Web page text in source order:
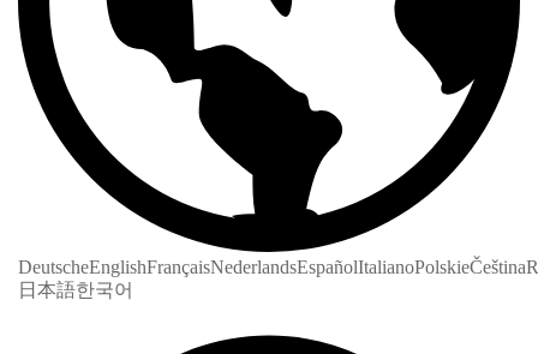
DeutscheEnglishFrançaisNederlandsEspañolItalianoPolskieČeština
日本語한국어